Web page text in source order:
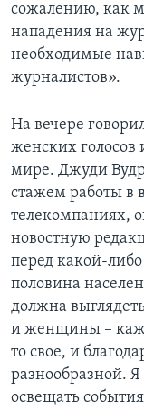
сожалению, как
нападения на
необходимые
журналистов».
На вечере
женских голосов
мире. Джуди
стажем работы в
телекомпаниях,
новостную
перед какой-
половина
должна
и женщины –
то свое, и
разнообразной.
освещать